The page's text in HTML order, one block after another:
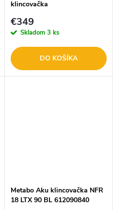
klincovačka
€349
Skladom 3 ks
DO KOŠÍKA
Metabo Aku klincovačka NFR
18 LTX 90 BL 612090840